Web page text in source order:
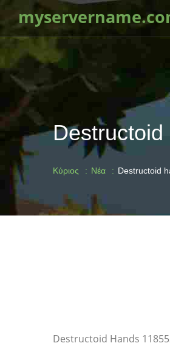
Κύριος Νέα Destructoid
Destructoid Hands